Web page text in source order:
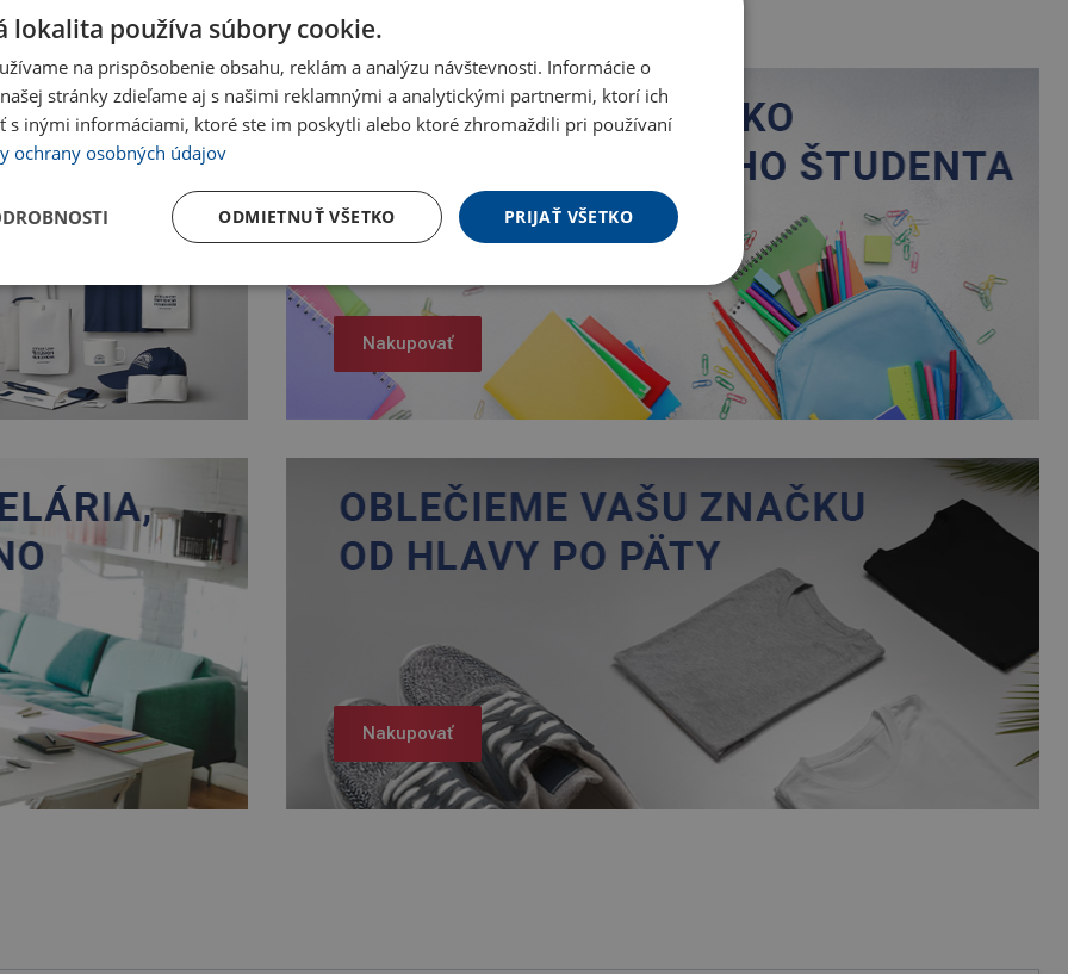
Nakupovať
Nakupovať
lokalita používa súbory cookie.
na prispôsobenie obsahu, reklám a analýzu návštevnosti. Informácie o
stránky zdieľame aj s našimi reklamnými a analytickými partnermi, ktorí ich
s inými informáciami, ktoré ste im poskytli alebo ktoré zhromaždili pri používaní
ochrany osobných údajov
PRIJAŤ VŠETKO
ODMIETNUŤ VŠETKO